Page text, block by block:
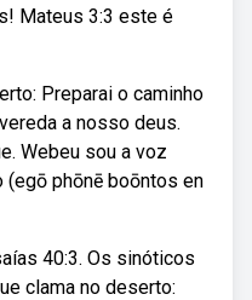
Mateus 3:3 este é
Preparai o caminho
a nosso deus.
Webeu sou a voz
(egō phōnē boōntos en
40:3. Os sinóticos
clama no deserto: